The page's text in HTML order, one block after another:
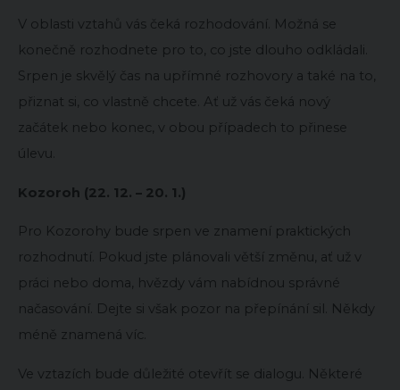
V oblasti vztahů vás čeká rozhodování. Možná se
konečně rozhodnete pro to, co jste dlouho odkládali.
Srpen je skvělý čas na upřímné rozhovory a také na to,
přiznat si, co vlastně chcete. Ať už vás čeká nový
začátek nebo konec, v obou případech to přinese
úlevu.
Kozoroh (22. 12. – 20. 1.)
Pro Kozorohy bude srpen ve znamení praktických
rozhodnutí. Pokud jste plánovali větší změnu, ať už v
práci nebo doma, hvězdy vám nabídnou správné
načasování. Dejte si však pozor na přepínání sil. Někdy
méně znamená víc.
Ve vztazích bude důležité otevřít se dialogu. Některé